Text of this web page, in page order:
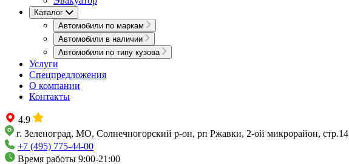
Каталог
Автомобили по маркам
Автомобили в наличии
Автомобили по типу кузова
Услуги
Спецпредложения
О компании
Контакты
4.9
г. Зеленоград, МО, Солнечногорский р-он, рп Ржавки, 2-ой микрорайон, стр.14
+7 (495) 775-44-00
Время работы 9:00-21:00